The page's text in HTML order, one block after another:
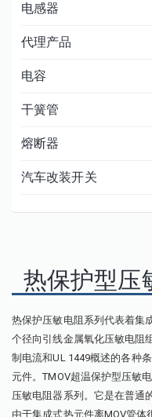
电感器
代理产品
电容
干簧管
熔断器
汽车改装开关
热保护型压
热保护压敏电阻系列代表着集
个径向引线金属氧化压敏电阻
制电流和UL 1449概述的各种
元件。TMOV超温保护型压敏
压敏电阻器系列。它是在普通
由于集成式热元件离MOV管体